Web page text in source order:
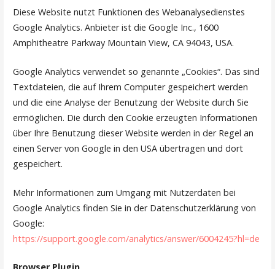
Diese Website nutzt Funktionen des Webanalysedienstes
Google Analytics. Anbieter ist die Google Inc., 1600
Amphitheatre Parkway Mountain View, CA 94043, USA.
Google Analytics verwendet so genannte „Cookies“. Das sind
Textdateien, die auf Ihrem Computer gespeichert werden
und die eine Analyse der Benutzung der Website durch Sie
ermöglichen. Die durch den Cookie erzeugten Informationen
über Ihre Benutzung dieser Website werden in der Regel an
einen Server von Google in den USA übertragen und dort
gespeichert.
Mehr Informationen zum Umgang mit Nutzerdaten bei
Google Analytics finden Sie in der Datenschutzerklärung von
Google:
https://support.google.com/analytics/answer/6004245?hl=de